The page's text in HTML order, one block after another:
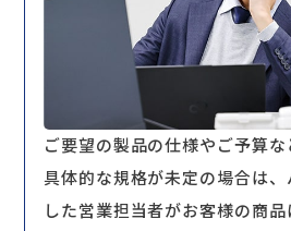
ご要望の製品の仕様やご予算な
具体的な規格が未定の場合は
した営業担当者がお客様の商